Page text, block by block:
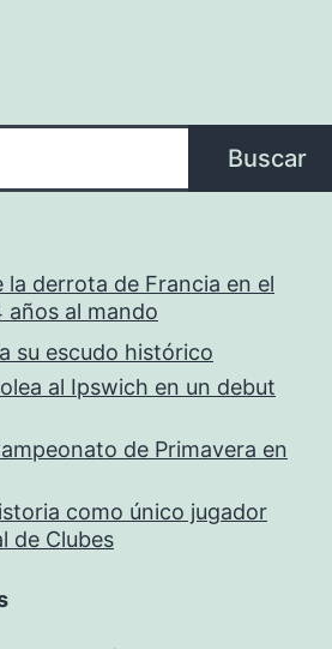
Buscar
la derrota de Francia en el
años al mando
su escudo histórico
al Ipswich en un debut
de Primavera en
como único jugador
de Clubes